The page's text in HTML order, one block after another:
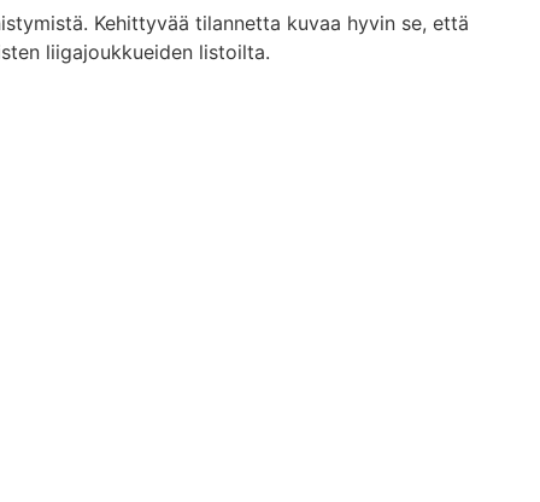
Kehittyvää tilannetta kuvaa hyvin se, että
liigajoukkueiden listoilta.